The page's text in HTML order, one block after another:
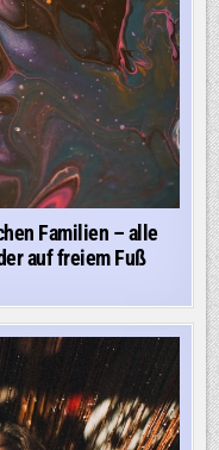
Familien – alle
auf freiem Fuß